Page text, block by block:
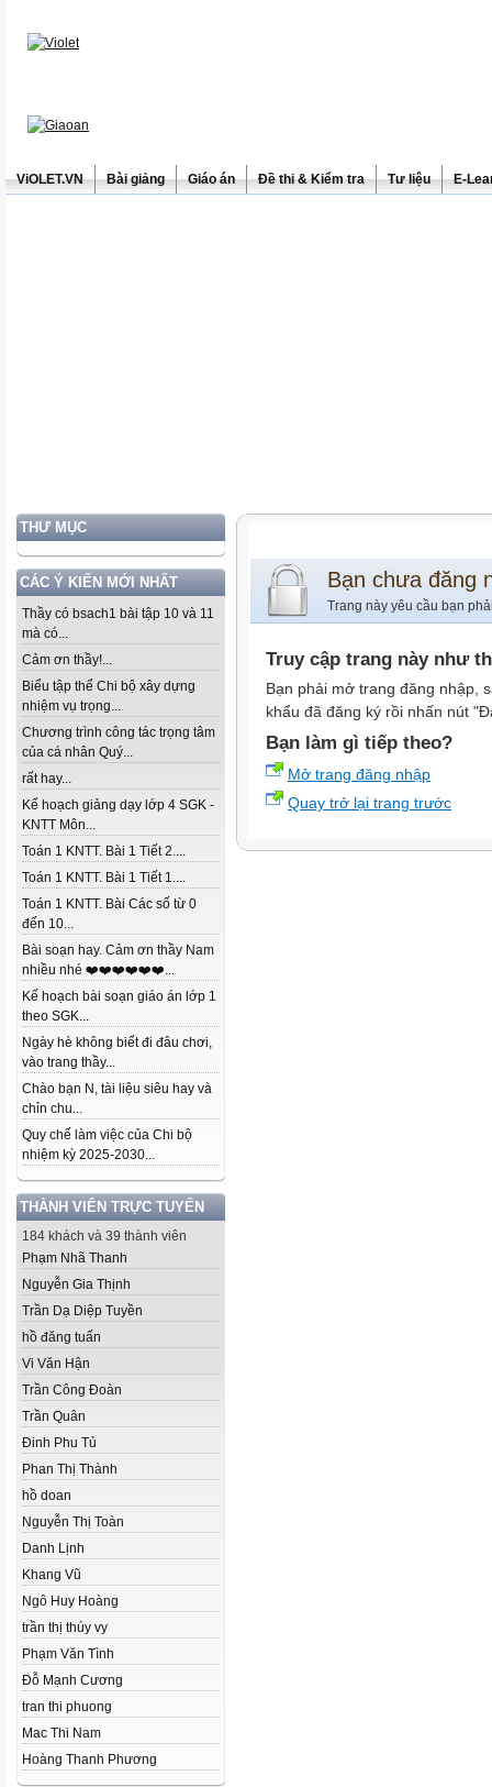
ViOLET.VN Bài giảng Giáo án Đề thi & Kiểm tra Tư liệu E-
THƯ MỤC
CÁC Ý KIẾN MỚI NHẤT
Thầy có bsach1 bài tập 10 và 11
mà có...
Cảm ơn thầy!...
Biểu tập thể Chi bộ xây dựng
nhiệm vụ trọng...
Chương trình công tác trọng tâm
của cá nhân Quý...
rất hay...
Kế hoạch giảng dạy lớp 4 SGK -
KNTT Môn...
Toán 1 KNTT. Bài 1 Tiết 2....
Toán 1 KNTT. Bài 1 Tiết 1....
Toán 1 KNTT. Bài Các số từ 0
đến 10...
Bài soạn hay. Cảm ơn thầy Nam
nhiều nhé ❤️❤️❤️❤️❤️❤️...
Kế hoạch bài soạn giáo án lớp 1
theo SGK...
Ngày hè không biết đi đâu chơi,
vào trang thầy...
Chào bạn N, tài liệu siêu hay và
chỉn chu...
Quy chế làm việc của Chi bộ
nhiệm kỳ 2025-2030...
THÀNH VIÊN TRỰC TUYẾN
184 khách và 39 thành viên
Phạm Nhã Thanh
Nguyễn Gia Thịnh
Trần Dạ Diệp Tuyền
hồ đăng tuấn
Vi Văn Hận
Trần Công Đoàn
Trần Quân
Đinh Phu Tủ
Phan Thị Thành
hồ doan
Nguyễn Thị Toàn
Danh Lịnh
Khang Vũ
Ngô Huy Hoàng
trần thị thúy vy
Phạm Văn Tình
Đỗ Mạnh Cương
tran thi phuong
Mac Thi Nam
Hoàng Thanh Phương
Bạn chưa đăng
Trang này yêu cầu bạn
Truy cập trang này như
Bạn phải mở trang đăng nhập,
khẩu đã đăng ký rồi nhấn nút
Bạn làm gì tiếp theo?
Mở trang đăng nhập
Quay trở lại trang trước